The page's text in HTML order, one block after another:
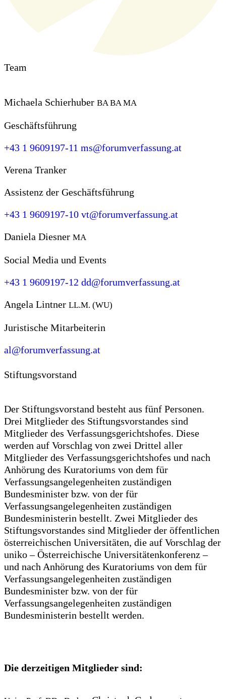
Team
Michaela Schierhuber BA BA MA
Geschäftsführung
+43 1 9609197-11 ms@forumverfassung.at
Verena Tranker
Assistenz der Geschäftsführung
+43 1 9609197-10 vt@forumverfassung.at
Daniela Diesner MA
Social Media und Events
+43 1 9609197-12 dd@forumverfassung.at
Angela Lintner LL.M. (WU)
Juristische Mitarbeiterin
al@forumverfassung.at
Stiftungsvorstand
Der Stiftungsvorstand besteht aus fünf Personen.
Drei Mitglieder des Stiftungsvorstandes sind
Mitglieder des Verfassungsgerichtshofes. Diese
werden auf Vorschlag von zwei Drittel aller
Mitglieder des Verfassungsgerichtshofes und nach
Anhörung des Kuratoriums von dem für
Verfassungsangelegenheiten zuständigen
Bundesminister bzw. von der für
Verfassungsangelegenheiten zuständigen
Bundesministerin bestellt. Zwei Mitglieder des
Stiftungsvorstandes sind Mitglieder der öffentlichen
österreichischen Universitäten, die auf Vorschlag der
uniko – Österreichische Universitätenkonferenz –
und nach Anhörung des Kuratoriums von dem für
Verfassungsangelegenheiten zuständigen
Bundesminister bzw. von der für
Verfassungsangelegenheiten zuständigen
Bundesministerin bestellt werden.
Die derzeitigen Mitglieder sind: